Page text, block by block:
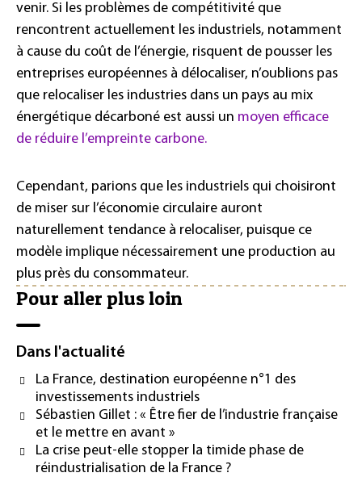
venir. Si les problèmes de compétitivité que
rencontrent actuellement les industriels, notamment
à cause du coût de l’énergie, risquent de pousser les
entreprises européennes à délocaliser, n’oublions pas
que relocaliser les industries dans un pays au mix
énergétique décarboné est aussi un moyen efficace
de réduire l’empreinte carbone.
Cependant, parions que les industriels qui choisiront
de miser sur l’économie circulaire auront
naturellement tendance à relocaliser, puisque ce
modèle implique nécessairement une production au
plus près du consommateur.
Pour aller plus loin
Dans l'actualité
La France, destination européenne n°1 des
investissements industriels
Sébastien Gillet : « Être fier de l’industrie française
et le mettre en avant »
La crise peut-elle stopper la timide phase de
réindustrialisation de la France ?